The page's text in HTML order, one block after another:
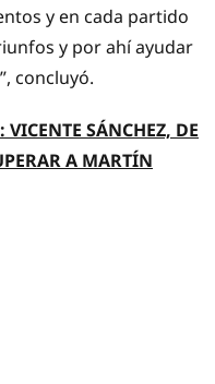
y en cada partido
y por ahí ayudar
concluyó.
SÁNCHEZ, DE
A MARTÍN